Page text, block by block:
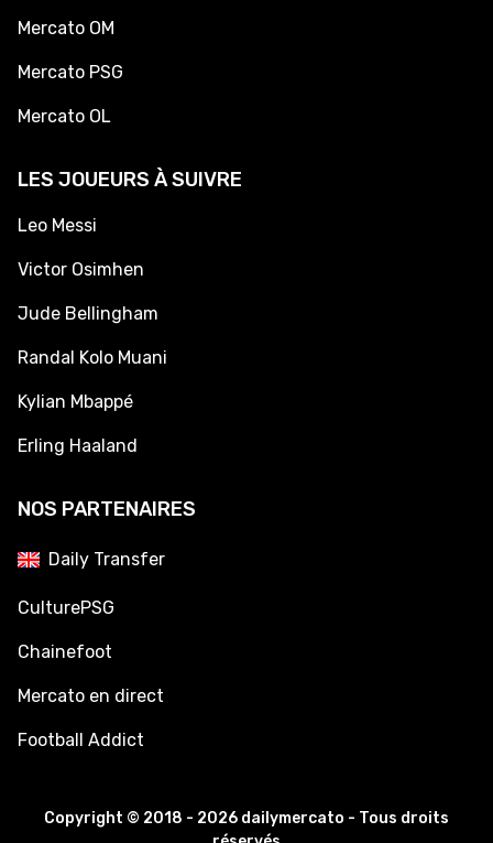
Mercato OM
Mercato PSG
Mercato OL
LES JOUEURS À SUIVRE
Leo Messi
Victor Osimhen
Jude Bellingham
Randal Kolo Muani
Kylian Mbappé
Erling Haaland
NOS PARTENAIRES
Daily Transfer
CulturePSG
Chainefoot
Mercato en direct
Football Addict
Copyright © 2018 - 2026 dailymercato - Tous droits